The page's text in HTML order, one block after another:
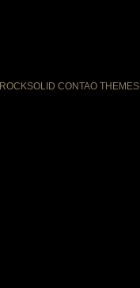
ROCKSOLID CONTAO